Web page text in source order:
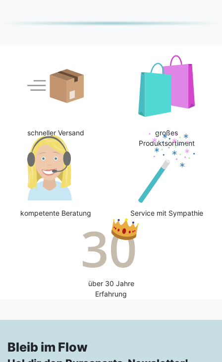
schneller Versand
großes
Produktsortiment
kompetente Beratung Service mit Sympathie
über 30 Jahre
Erfahrung
Bleib im Flow